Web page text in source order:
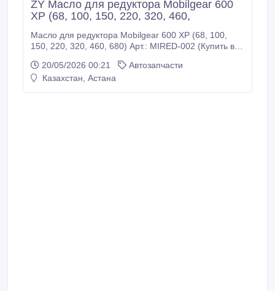
ZY Масло для редуктора Mobilgear 600
XP (68, 100, 150, 220, 320, 460,
Масло для редуктора Mobilgear 600 XP (68, 100,
150, 220, 320, 460, 680) Арт.: MIRED-002 (Купить в
Редукторные масла серии Mobilgear 600 XP
представляют собой продукты с экстра-высокими
20/05/2026 00:21
Автозапчасти
Казахстан, Астана